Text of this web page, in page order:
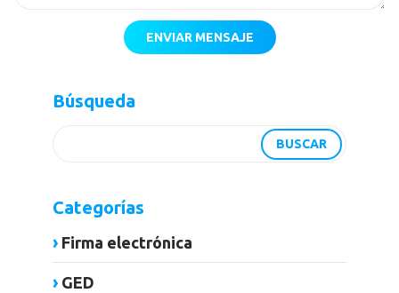
ENVIAR MENSAJE
Búsqueda
Categorías
Firma electrónica
GED